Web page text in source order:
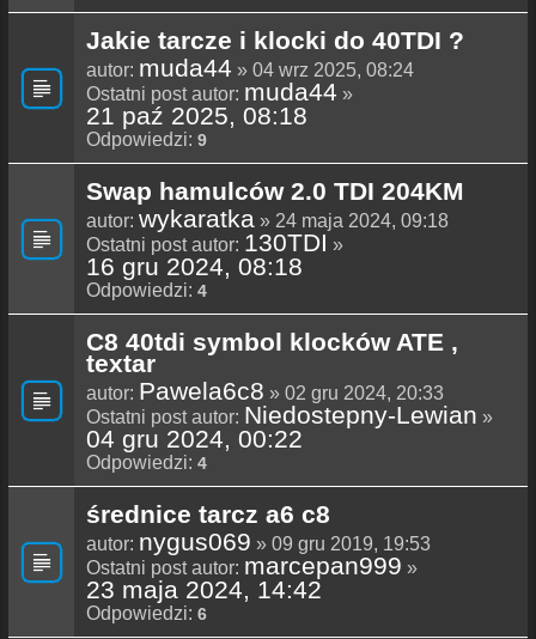
Jakie tarcze i klocki do 40TDI ?
autor: muda44 » 04 wrz 2025, 08:24
Ostatni post autor: muda44 »
21 paź 2025, 08:18
Odpowiedzi: 9
Swap hamulców 2.0 TDI 204KM
autor: wykaratka » 24 maja 2024, 09:18
Ostatni post autor: 130TDI »
16 gru 2024, 08:18
Odpowiedzi: 4
C8 40tdi symbol klocków ATE ,
textar
autor: Pawela6c8 » 02 gru 2024, 20:33
Ostatni post autor: Niedostepny-Lewian »
04 gru 2024, 00:22
Odpowiedzi: 4
średnice tarcz a6 c8
autor: nygus069 » 09 gru 2019, 19:53
Ostatni post autor: marcepan999 »
23 maja 2024, 14:42
Odpowiedzi: 6